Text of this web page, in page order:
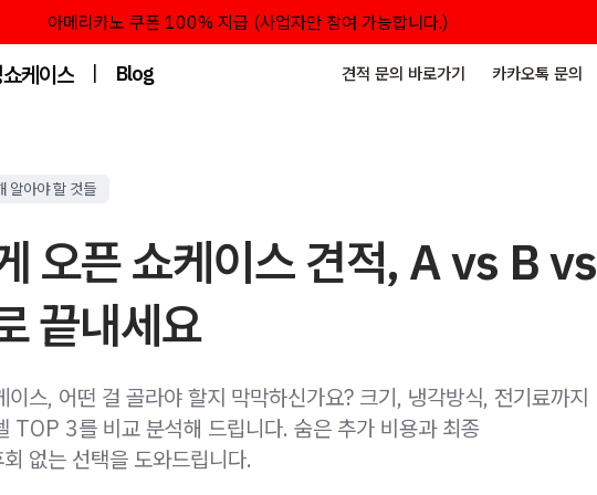
아메리카노 쿠폰 100% 지급 (사업자만 참여 가능합니다.)
케이스 | Blog 견적 문의 바로가기 카카오톡 문의
알아야 할 것들
오픈 쇼케이스 견적, A vs B vs
끝내세요
이스, 어떤 걸 골라야 할지 막막하신가요? 크기, 냉각방식, 전기료까지
TOP 3를 비교 분석해 드립니다. 숨은 추가 비용과 최종
없는 선택을 도와드립니다.